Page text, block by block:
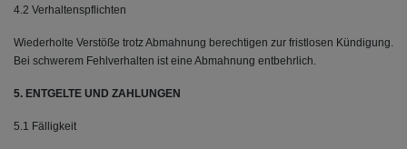
4.2 Verhaltenspflichten
Wiederholte Verstöße trotz Abmahnung berechtigen zur fristlosen Kündigung.
Bei schwerem Fehlverhalten ist eine Abmahnung entbehrlich.
5. ENTGELTE UND ZAHLUNGEN
5.1 Fälligkeit